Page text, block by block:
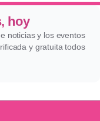
hoy
noticias y los eventos
y gratuita todos